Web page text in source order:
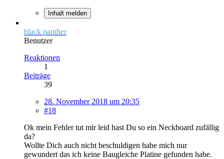
Inhalt melden
black panther
Benutzer
Reaktionen
1
Beiträge
39
28. November 2018 um 20:35
#18
Ok mein Fehler tut mir leid hast Du so ein Neckboard zufällig
da?
Wollte Dich auch nicht beschuldigen habe mich nur
gewundert das ich keine Baugleiche Platine gefunden habe.